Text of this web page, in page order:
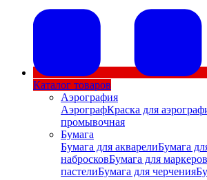
Каталог товаров
Аэрография
АэрографКраска для
промывочная
Бумага
Бумага для акварелиБумага
набросковБумага для маркеров
пастелиБумага для черчения